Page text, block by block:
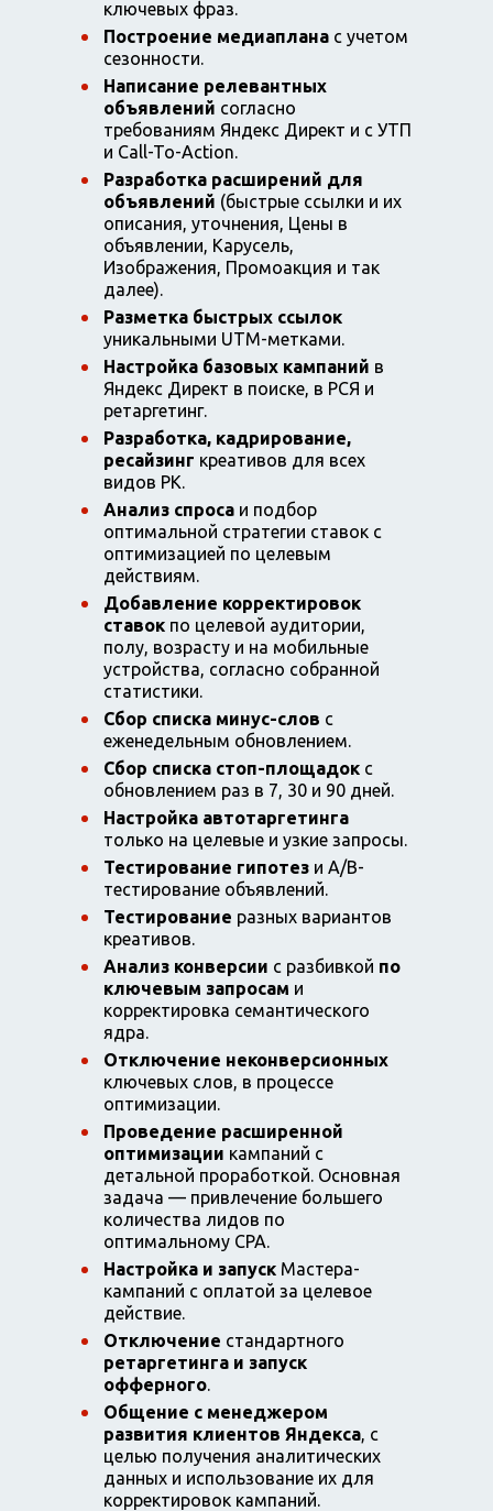
ключевых фраз.
Построение медиаплана с учетом
сезонности.
Написание релевантных
объявлений согласно
требованиям Яндекс Директ и с УТП
и Call-To-Action.
Разработка расширений для
объявлений (быстрые ссылки и их
описания, уточнения, Цены в
объявлении, Карусель,
Изображения, Промоакция и так
далее).
Разметка быстрых ссылок
уникальными UTM-метками.
Настройка базовых кампаний в
Яндекс Директ в поиске, в РСЯ и
ретаргетинг.
Разработка, кадрирование,
ресайзинг креативов для всех
видов РК.
Анализ спроса и подбор
оптимальной стратегии ставок с
оптимизацией по целевым
действиям.
Добавление корректировок
ставок по целевой аудитории,
полу, возрасту и на мобильные
устройства, согласно собранной
статистики.
Сбор списка минус-слов с
еженедельным обновлением.
Сбор списка стоп-площадок с
обновлением раз в 7, 30 и 90 дней.
Настройка автотаргетинга
только на целевые и узкие запросы.
Тестирование гипотез и А/B-
тестирование объявлений.
Тестирование разных вариантов
креативов.
Анализ конверсии с разбивкой по
ключевым запросам и
корректировка семантического
ядра.
Отключение неконверсионных
ключевых слов, в процессе
оптимизации.
Проведение расширенной
оптимизации кампаний с
детальной проработкой. Основная
задача — привлечение большего
количества лидов по
оптимальному CPA.
Настройка и запуск Мастера-
кампаний с оплатой за целевое
действие.
Отключение стандартного
ретаргетинга и запуск
офферного.
Общение с менеджером
развития клиентов Яндекса, с
целью получения аналитических
данных и использование их для
корректировок кампаний.